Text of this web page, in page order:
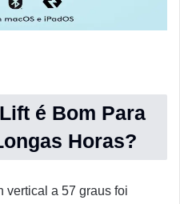
é Bom Para
Horas?
vertical a 57 graus foi